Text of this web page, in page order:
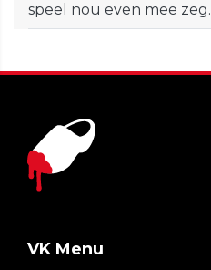
speel nou even mee zeg.
VK Menu